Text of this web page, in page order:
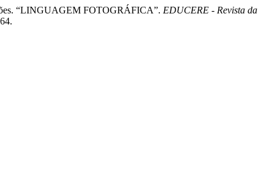
“LINGUAGEM FOTOGRÁFICA”. EDUCERE - Revista da